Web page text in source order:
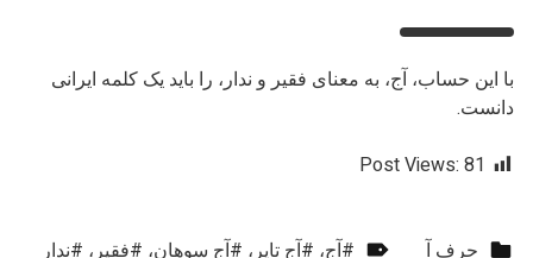
با این حساب، آج، به معنای فقیر و ندار، را باید یک کلمه ایرانی
دانست.
Post Views: 81
حرف آ برچسب‌گذاری‌شده به عنوان:
آج، آج تایر، آج سوهان، فقیر، ندار